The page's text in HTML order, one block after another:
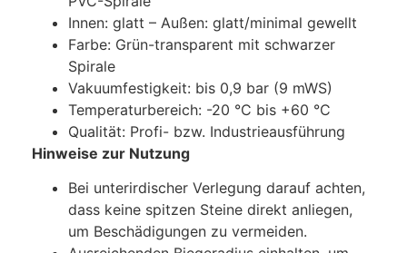
Innen: glatt – Außen: glatt/minimal gewellt
Farbe: Grün-transparent mit schwarzer
Spirale
Vakuumfestigkeit: bis 0,9 bar (9 mWS)
Temperaturbereich: -20 °C bis +60 °C
Qualität: Profi- bzw. Industrieausführung
Hinweise zur Nutzung
Bei unterirdischer Verlegung darauf achten,
dass keine spitzen Steine direkt anliegen,
um Beschädigungen zu vermeiden.